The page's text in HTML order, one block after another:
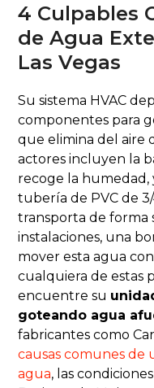
4 Culpables
de Agua
Las Vegas
Su sistema HVAC
componentes para
que elimina del aire
actores incluyen la
recoge la humedad,
tubería de PVC de
transporta de forma
instalaciones, una
mover esta agua
cualquiera de estas
encuentre su
goteando agua
fabricantes como
causas comunes de
agua, las